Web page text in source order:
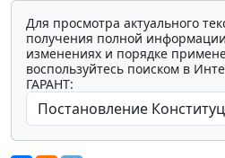
Для просмотра актуального
получения полной
изменениях и порядке
воспользуйтесь поиском в
ГАРАНТ: